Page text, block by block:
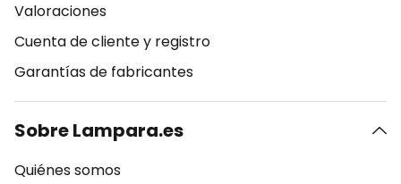
Valoraciones
Cuenta de cliente y registro
Garantías de fabricantes
Sobre Lampara.es
Quiénes somos